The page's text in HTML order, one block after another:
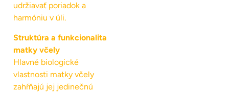
udržiavať poriadok a
harmóniu v úli.
Struktúra a funkcionalita
matky včely
Hlavné biologické
vlastnosti matky včely
zahŕňajú jej jedinečnú